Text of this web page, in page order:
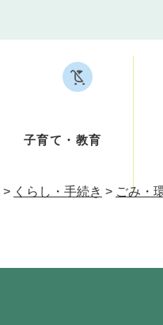
子育て・教育
> くらし・手続き > ごみ・